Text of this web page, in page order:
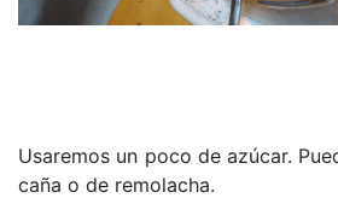
Usaremos un poco de azúcar.
caña o de remolacha.